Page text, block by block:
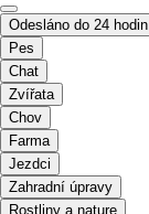
Odesláno do 24 hodin
Pes
Chat
Zvířata
Chov
Farma
Jezdci
Zahradní úpravy
Rostliny a nature